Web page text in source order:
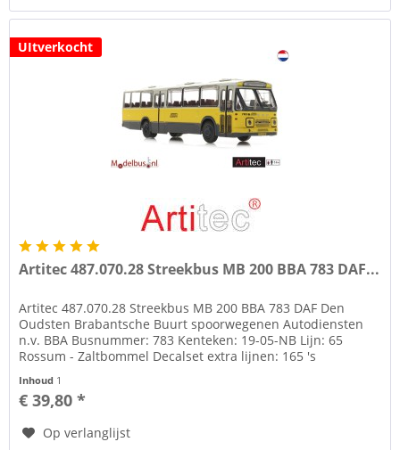
UItverkocht
Artitec 487.070.28 Streekbus MB 200 BBA 783 DAF...
Artitec 487.070.28 Streekbus MB 200 BBA 783 DAF Den
Oudsten Brabantsche Buurt spoorwegenen Autodiensten
n.v. BBA Busnummer: 783 Kenteken: 19-05-NB Lijn: 65
Rossum - Zaltbommel Decalset extra lijnen: 165 's
Inhoud 1
€ 39,80 *
Op verlanglijst